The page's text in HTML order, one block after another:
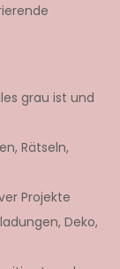
grau ist und
Rätseln,
Projekte
Deko,